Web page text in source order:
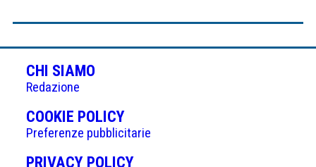
CHI SIAMO
Redazione
COOKIE POLICY(APRE
IN
UNA
Preferenze pubblicitarie
PRIVACY POLICY(APRE